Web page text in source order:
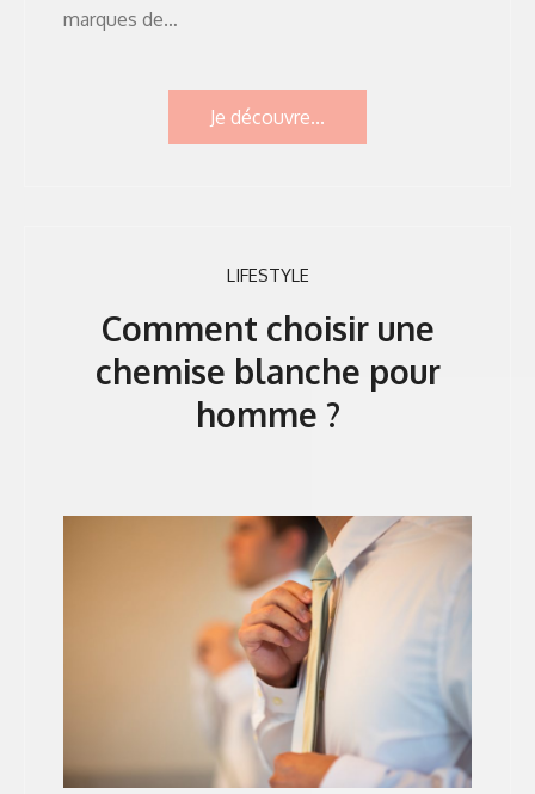
marques de…
Je découvre...
LIFESTYLE
Comment choisir une
chemise blanche pour
homme ?